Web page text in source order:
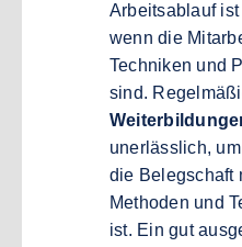
Arbeitsablauf
wenn die
Techniken und
sind.
unerlässlich,
die Belegschaft
Methoden und
ist. Ein gut